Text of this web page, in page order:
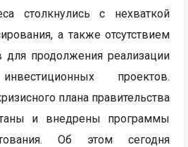
столкнулись с нехваткой
а также отсутствием
продолжения реализации
проектов.
плана правительства
и внедрены программы
Об этом сегодня